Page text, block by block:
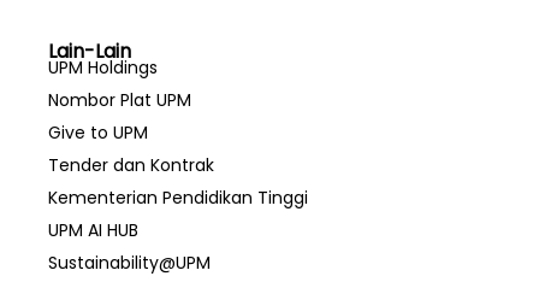
Lain-Lain
UPM Holdings
Nombor Plat UPM
Give to UPM
Tender dan Kontrak
Kementerian Pendidikan Tinggi
UPM AI HUB
Sustainability@UPM